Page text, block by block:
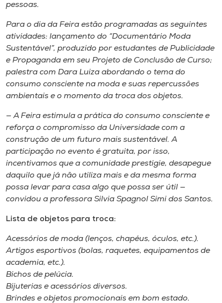
Unoesc
Store
o idioma
A+
A-
pessoas.
Para o dia da Feira estão programadas as seguintes
atividades: lançamento do “Documentário Moda
Sustentável”, produzido por estudantes de Publicidade
e Propaganda em seu Projeto de Conclusão de Curso;
palestra com Dara Luiza abordando o tema do
consumo consciente na moda e suas repercussões
ambientais e o momento da troca dos objetos.
— A Feira estimula a prática do consumo consciente e
reforça o compromisso da Universidade com a
construção de um futuro mais sustentável. A
participação no evento é gratuita, por isso,
incentivamos que a comunidade prestigie, desapegue
daquilo que já não utiliza mais e da mesma forma
possa levar para casa algo que possa ser útil —
convidou a professora Silvia Spagnol Simi dos Santos.
Lista de objetos para troca:
Acessórios de moda (lenços, chapéus, óculos, etc.).
Artigos esportivos (bolas, raquetes, equipamentos de
academia, etc.).
Bichos de pelúcia.
Bijuterias e acessórios diversos.
Brindes e objetos promocionais em bom estado.